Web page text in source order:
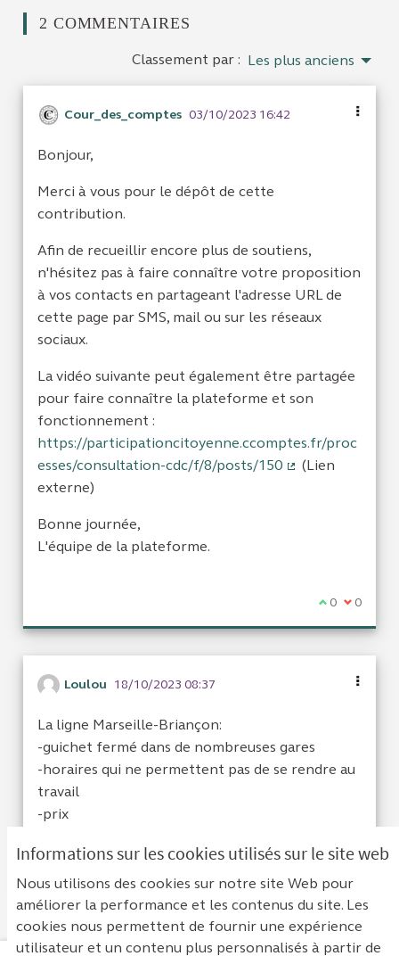
Informations sur les cookies utilisés sur le site web
Nous utilisons des cookies sur notre site Web pour
améliorer la performance et les contenus du site. Les
cookies nous permettent de fournir une expérience
utilisateur et un contenu plus personnalisés à partir de
2 COMMENTAIRES
Classement par : Les plus anciens
Cour_des_comptes 03/10/2023 16:42
Bonjour,
Merci à vous pour le dépôt de cette
contribution.
Afin de recueillir encore plus de soutiens,
n'hésitez pas à faire connaître votre proposition
à vos contacts en partageant l'adresse URL de
cette page par SMS, mail ou sur les réseaux
sociaux.
La vidéo suivante peut également être partagée
pour faire connaître la plateforme et son
fonctionnement :
https://participationcitoyenne.ccomptes.fr/proc
esses/consultation-cdc/f/8/posts/150
(Lien
externe)
Bonne journée,
L'équipe de la plateforme.
Je suis
0 Je ne
0
Loulou 18/10/2023 08:37
La ligne Marseille-Briançon:
-guichet fermé dans de nombreuses gares
-horaires qui ne permettent pas de se rendre au
travail
-prix